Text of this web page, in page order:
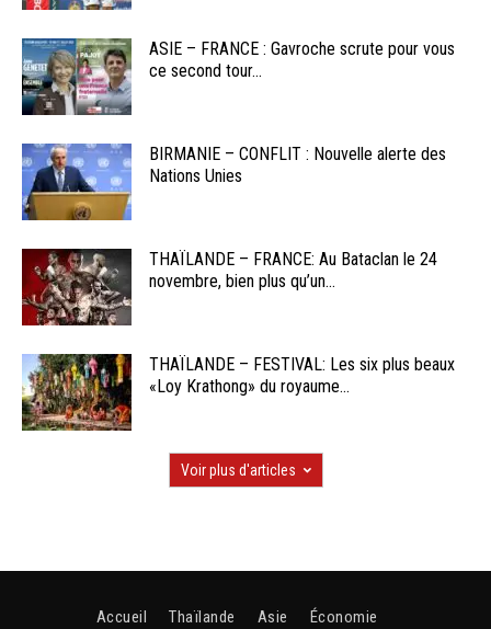
ASIE – FRANCE : Gavroche scrute pour vous
ce second tour...
BIRMANIE – CONFLIT : Nouvelle alerte des
Nations Unies
THAÏLANDE – FRANCE: Au Bataclan le 24
novembre, bien plus qu’un...
THAÏLANDE – FESTIVAL: Les six plus beaux
«Loy Krathong» du royaume...
Voir plus d'articles
Accueil Thaïlande Asie
Économie